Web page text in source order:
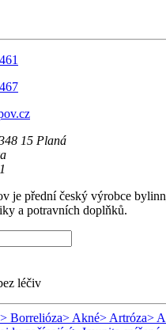
15 Planá
je přední český výrobce
a potravních doplňků.
léčiv
> Borrelióza> Akné> Artróza>